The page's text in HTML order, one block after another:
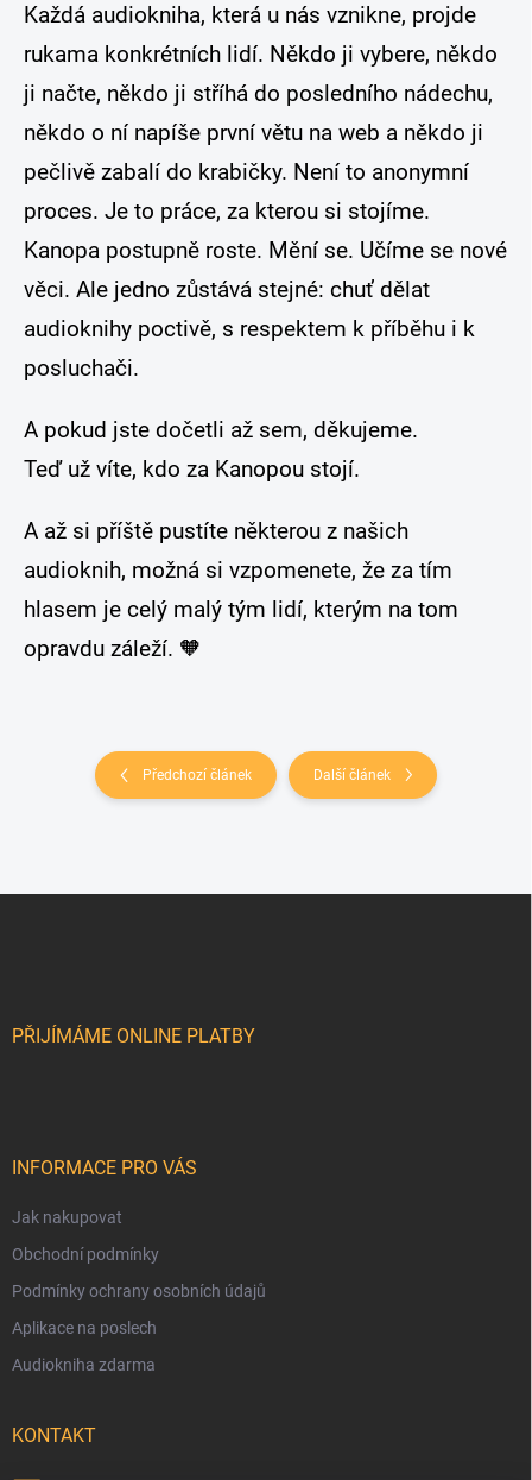
Každá audiokniha, která u nás vznikne, projde
rukama konkrétních lidí. Někdo ji vybere, někdo
ji načte, někdo ji stříhá do posledního nádechu,
někdo o ní napíše první větu na web a někdo ji
pečlivě zabalí do krabičky. Není to anonymní
proces. Je to práce, za kterou si stojíme.
Kanopa postupně roste. Mění se. Učíme se nové
věci. Ale jedno zůstává stejné: chuť dělat
audioknihy poctivě, s respektem k příběhu i k
posluchači.
A pokud jste dočetli až sem, děkujeme.
Teď už víte, kdo za Kanopou stojí.
A až si příště pustíte některou z našich
audioknih, možná si vzpomenete, že za tím
hlasem je celý malý tým lidí, kterým na tom
opravdu záleží. 🧡
Předchozí článek Další článek
PŘIJÍMÁME ONLINE PLATBY
INFORMACE PRO VÁS
Jak nakupovat
Obchodní podmínky
Podmínky ochrany osobních údajů
Aplikace na poslech
Audiokniha zdarma
KONTAKT